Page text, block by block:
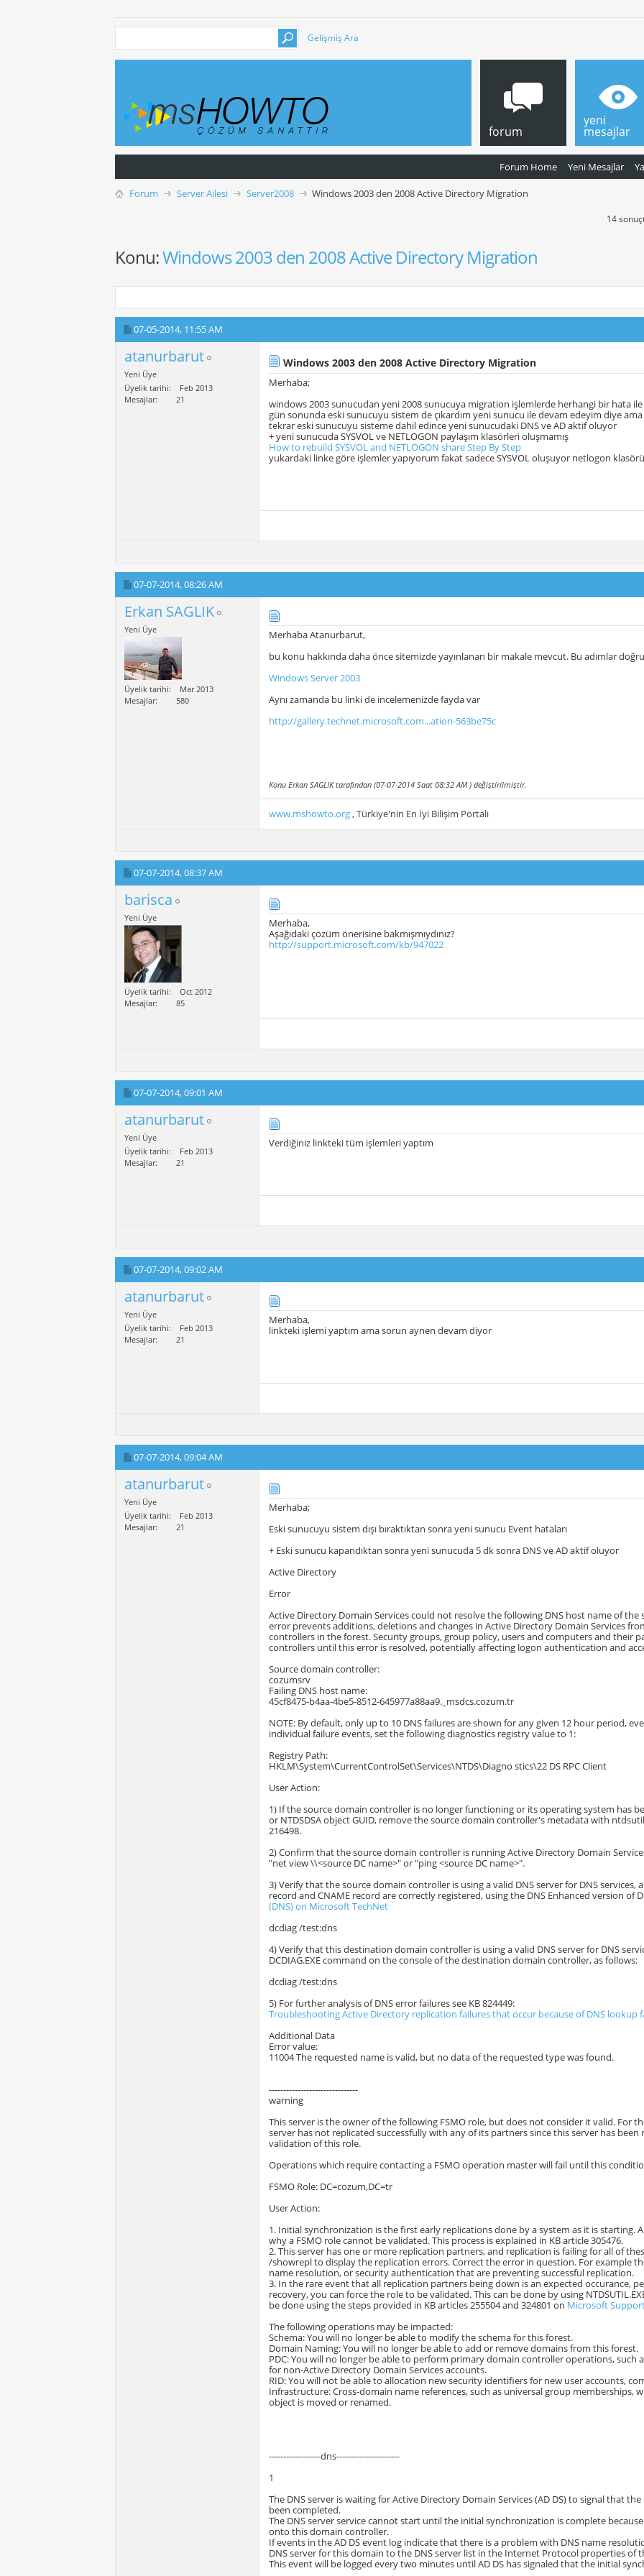
Gelişmiş Ara
forum
Forum Home Yeni Mesajlar
yeni
mesajlar
Forum Server Ailesi Server2008 Windows 2003 den 2008 Active Directory Migration
14
Konu:Windows 2003 den 2008 Active Directory Migration
07-05-2014, 11:55 AM
atanurbarut
Yeni Üye
Üyelik tarihi
Feb 2013
Mesajlar
21
Windows 2003 den 2008 Active Directory Migration
Merhaba;
windows 2003 sunucudan yeni 2008 sunucuya migration işlemlerde herhangi bir hata ile
gün sonunda eski sunucuyu sistem de çıkardım yeni sunucu ile devam edeyim diye
tekrar eski sunucuyu sisteme dahil edince yeni sunucudaki DNS ve AD aktif oluyor
+ yeni sunucuda SYSVOL ve NETLOGON paylaşım klasörleri oluşmamış
How to rebuild SYSVOL and NETLOGON share Step By Step
yukardaki linke göre işlemler yapıyorum fakat sadece SYSVOL oluşuyor netlogon
07-07-2014,08:26 AM
Erkan SAGLIK
Yeni Üye
Üyelik tarihi
Mar 2013
Mesajlar
580
Merhaba Atanurbarut,
bu konu hakkında daha önce sitemizde yayınlanan bir makale mevcut. Bu adımlar
Windows Server 2003
Aynı zamanda bu linki de incelemenizde fayda var
http://gallery.technet.microsoft.com...ation-563be75c
Konu Erkan SAGLIK tarafından (07-07-2014 Saat 08:32 AM) değiştirilmiştir.
www.mshowto.org, Türkiye'nin En İyi Bilişim Portalı
07-07-2014,08:37 AM
barisca
Yeni Üye
Üyelik tarihi
Oct 2012
Mesajlar
85
Merhaba,
Aşağıdaki çözüm önerisine bakmışmıydınız?
http://support.microsoft.com/kb/947022
07-07-2014,09:01 AM
atanurbarut
Yeni Üye
Üyelik tarihi
Feb 2013
Mesajlar
21
Verdiğiniz linkteki tüm işlemleri yaptım
07-07-2014,09:02 AM
atanurbarut
Yeni Üye
Üyelik tarihi
Feb 2013
Mesajlar
21
Merhaba,
linkteki işlemi yaptım ama sorun aynen devam diyor
07-07-2014,09:04 AM
atanurbarut
Yeni Üye
Üyelik tarihi
Feb 2013
Mesajlar
21
Merhaba;
Eski sunucuyu sistem dışı bıraktıktan sonra yeni sunucu Event hataları
+ Eski sunucu kapandıktan sonra yeni sunucuda 5 dk sonra DNS ve AD aktif oluyor
Active Directory
Error
Active Directory Domain Services could not resolve the following DNS host name of
error prevents additions, deletions and changes in Active Directory Domain Services
controllers in the forest. Security groups, group policy, users and computers and their
controllers until this error is resolved, potentially affecting logon authentication and
Source domain controller:
cozumsrv
Failing DNS host name:
45cf8475-b4aa-4be5-8512-645977a88aa9._msdcs.cozum.tr
NOTE: By default, only up to 10 DNS failures are shown for any given 12 hour period,
individual failure events, set the following diagnostics registry value to 1:
Registry Path:
HKLM\System\CurrentControlSet\Services\NTDS\Diagno stics\22 DS RPC Client
User Action:
1) If the source domain controller is no longer functioning or its operating system has
or NTDSDSA object GUID, remove the source domain controller's metadata with
216498.
2) Confirm that the source domain controller is running Active Directory Domain
"net view \\<source DC name>" or "ping <source DC name>".
3) Verify that the source domain controller is using a valid DNS server for DNS
record and CNAME record are correctly registered, using the DNS Enhanced version of
(DNS) on Microsoft TechNet
dcdiag /test:dns
4) Verify that this destination domain controller is using a valid DNS server for DNS
DCDIAG.EXE command on the console of the destination domain controller, as follows:
dcdiag /test:dns
5) For further analysis of DNS error failures see KB 824449:
Troubleshooting Active Directory replication failures that occur because of DNS lookup
Additional Data
Error value:
11004 The requested name is valid, but no data of the requested type was found.
-------------------------------
warning
This server is the owner of the following FSMO role, but does not consider it valid. For
server has not replicated successfully with any of its partners since this server has
validation of this role.
Operations which require contacting a FSMO operation master will fail until this
FSMO Role: DC=cozum,DC=tr
User Action:
1. Initial synchronization is the first early replications done by a system as it is starting.
why a FSMO role cannot be validated. This process is explained in KB article 305476.
2. This server has one or more replication partners, and replication is failing for all of
/showrepl to display the replication errors. Correct the error in question. For example
name resolution, or security authentication that are preventing successful replication.
3. In the rare event that all replication partners being down is an expected occurance,
recovery, you can force the role to be validated. This can be done by using
be done using the steps provided in KB articles 255504 and 324801 on Microsoft
The following operations may be impacted:
Schema: You will no longer be able to modify the schema for this forest.
Domain Naming: You will no longer be able to add or remove domains from this forest.
PDC: You will no longer be able to perform primary domain controller operations, such
for non-Active Directory Domain Services accounts.
RID: You will not be able to allocation new security identifiers for new user accounts,
Infrastructure: Cross-domain name references, such as universal group
object is moved or renamed.
------------------dns----------------------
1
The DNS server is waiting for Active Directory Domain Services (AD DS) to signal that
been completed.
The DNS server service cannot start until the initial synchronization is complete
onto this domain controller.
If events in the AD DS event log indicate that there is a problem with DNS name
DNS server for this domain to the DNS server list in the Internet Protocol properties of
This event will be logged every two minutes until AD DS has signaled that the initial